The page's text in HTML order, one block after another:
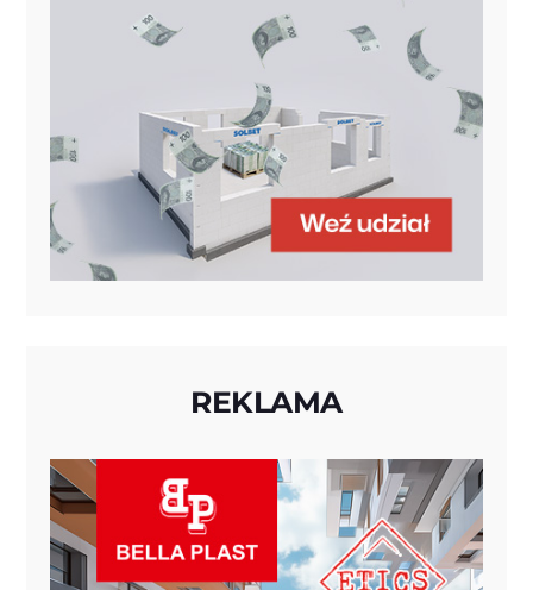
REKLAMA